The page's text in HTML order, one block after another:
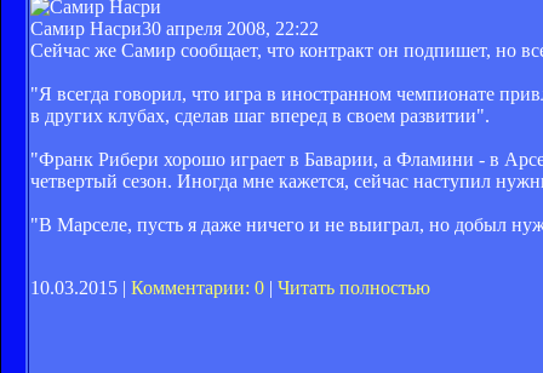
Самир Насри30 апреля 2008, 22:22
Сейчас же Самир сообщает, что контракт он подпишет, но
"Я всегда говорил, что игра в иностранном чемпионате
в других клубах, сделав шаг вперед в своем развитии".
"Франк Рибери хорошо играет в Баварии, а Фламини - в
четвертый сезон. Иногда мне кажется, сейчас наступил
"В Марселе, пусть я даже ничего и не выиграл, но добыл
10.03.2015 | Комментарии: 0 | Читать полностью